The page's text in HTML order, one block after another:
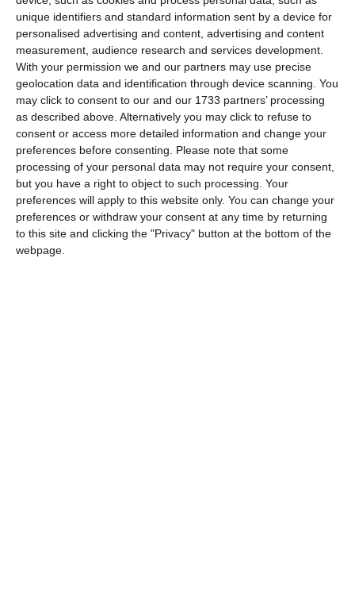
unique identifiers and standard information sent by a device for
personalised advertising and content, advertising and content
measurement, audience research and services development.
With your permission we and our partners may use precise
geolocation data and identification through device scanning. You
may click to consent to our and our 1733 partners’ processing
as described above. Alternatively you may click to refuse to
consent or access more detailed information and change your
preferences before consenting.
Please note that some
processing of your personal data may not require your consent,
but you have a right to object to such processing. Your
preferences will apply to this website only. You can change your
preferences or withdraw your consent at any time by returning
to this site and clicking the "Privacy" button at the bottom of the
webpage.
să putem urmări comentariile tale pe site. Nu vom folosi datele tale în alt scop.
Pentru mai multe informaţii, consultă politica noastră de confidenţialitate, unde vei
primi mai multe privind informaţii despre cum și de ce stocăm datele tale.
Posteaza comentariul
DIN ACEEAŞI CATEGORIE